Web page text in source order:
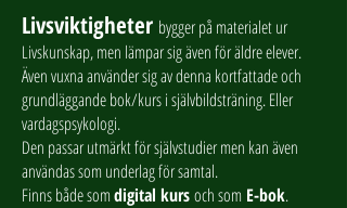
Livsviktigheter bygger på materialet ur
Livskunskap, men lämpar sig även för äldre elever.
Även vuxna använder sig av denna kortfattade och
grundläggande bok/kurs i självbildsträning. Eller
vardagspsykologi.
Den passar utmärkt för självstudier men kan även
användas som underlag för samtal.
Finns både somdigital kursoch som E-bok.